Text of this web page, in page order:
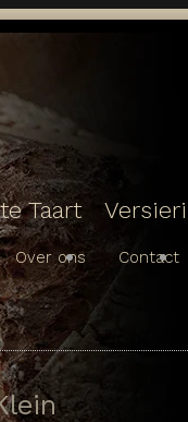
Over ons Contact
Taart